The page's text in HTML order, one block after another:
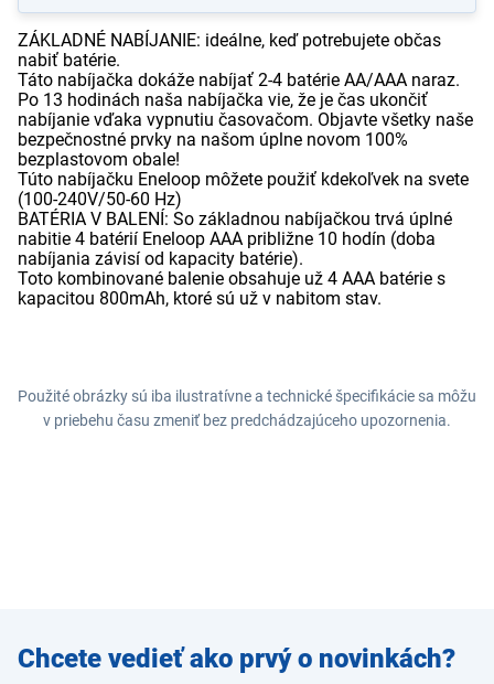
ZÁKLADNÉ NABÍJANIE: ideálne, keď potrebujete občas
nabiť batérie.
Táto nabíjačka dokáže nabíjať 2-4 batérie AA/AAA naraz.
Po 13 hodinách naša nabíjačka vie, že je čas ukončiť
nabíjanie vďaka vypnutiu časovačom. Objavte všetky naše
bezpečnostné prvky na našom úplne novom 100%
bezplastovom obale!
Túto nabíjačku Eneloop môžete použiť kdekoľvek na svete
(100-240V/50-60 Hz)
BATÉRIA V BALENÍ: So základnou nabíjačkou trvá úplné
nabitie 4 batérií Eneloop AAA približne 10 hodín (doba
nabíjania závisí od kapacity batérie).
Toto kombinované balenie obsahuje už 4 AAA batérie s
kapacitou 800mAh, ktoré sú už v nabitom stav.
Použité obrázky sú iba ilustratívne a technické špecifikácie sa môžu
v priebehu času zmeniť bez predchádzajúceho upozornenia.
Zadajte
e-mail
Chcete vedieť ako prvý o novinkách?